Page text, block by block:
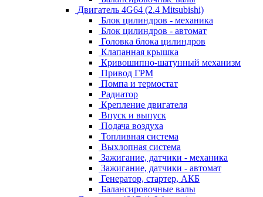
Двигатель 4G64 (2.4 Mitsubishi)
Блок цилиндров - механика
Блок цилиндров - автомат
Головка блока цилиндров
Клапанная крышка
Кривошипно-шатунный механизм
Привод ГРМ
Помпа и термостат
Радиатор
Крепление двигателя
Впуск и выпуск
Подача воздуха
Топливная система
Выхлопная система
Зажигание, датчики - механика
Зажигание, датчики - автомат
Генератор, стартер, АКБ
Балансировочные валы